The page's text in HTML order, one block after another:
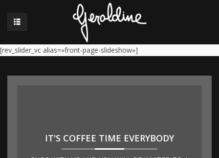
[rev_slider_vc alias=»front-page-slideshow»]
IT'S COFFEE TIME EVERYBODY